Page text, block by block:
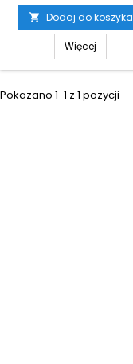
 Dodaj do koszyka
Więcej
Pokazano 1-1 z 1 pozycji